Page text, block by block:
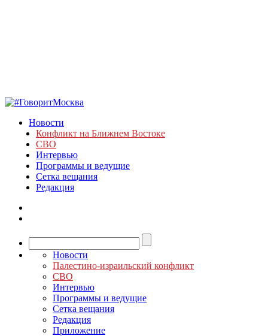
Новости
Конфликт на Ближнем Востоке
СВО
Интервью
Программы и ведущие
Сетка вещания
Редакция
Новости
Палестино-израильский конфликт
СВО
Интервью
Программы и ведущие
Сетка вещания
Редакция
Приложение